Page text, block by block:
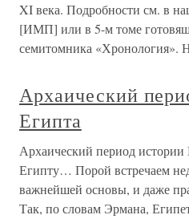
XI века. Подробности см. в
[ИМП] или в 5-м томе
семитомника «Хронология».
Архаический
Египта
Архаический период
Египту… Порой встречаем
важнейшей основы, и даже
Так, по словам Эрмана,